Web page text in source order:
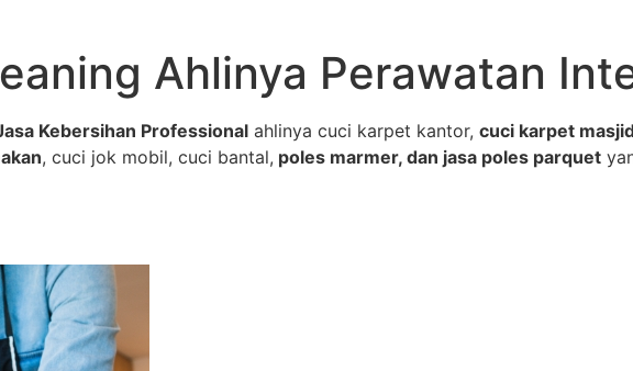
Ahlinya Perawatan
Kebersihan Professional ahlinya cuci karpet kantor, cuci karpet
, cuci jok mobil, cuci bantal, poles marmer, dan jasa poles parquet